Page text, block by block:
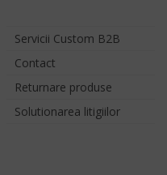
Servicii Custom B2B
Contact
Returnare produse
Solutionarea litigiilor